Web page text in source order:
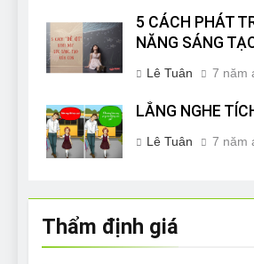
5 CÁCH PHÁT
NĂNG SÁNG
Lê Tuân 7 năm
LẮNG NGHE
Lê Tuân 7 năm
Thẩm định giá